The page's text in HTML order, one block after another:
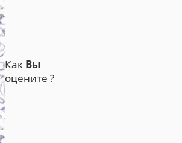
Как Вы
оцените ?